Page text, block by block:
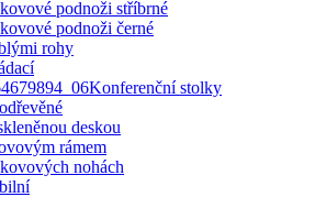
podnoži stříbrné
podnoži černé
rohy
Konferenční stolky
deskou
rámem
nohách